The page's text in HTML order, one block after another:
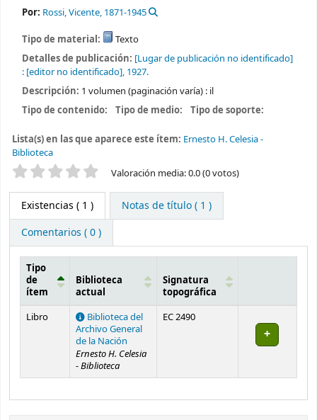
Por: Rossi, Vicente, 1871-1945
Tipo de material:
Texto
Detalles de publicación: [Lugar de publicación no identificado]
: [editor no identificado], 1927.
Descripción: 1 volumen (paginación varía) : il
Tipo de contenido:
Tipo de medio: Tipo de soporte:
Lista(s) en las que aparece este ítem: Ernesto H. Celesia -
Biblioteca
Valoración Valoración media: 0.0 (0 votos)
Existencias ( 1 )
Notas de título ( 1 )
Comentarios ( 0 )
Existencias
Tipo
de
ítem
Biblioteca
actual
Signatura
topográfica
Libro
Biblioteca del
Archivo General
de la Nación
Ernesto H. Celesia
- Biblioteca
EC 2490